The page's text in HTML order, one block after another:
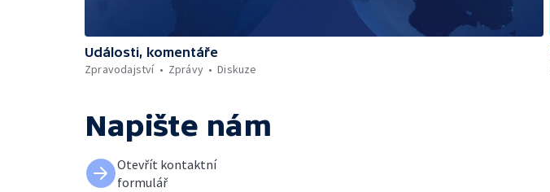
Události, komentáře
Zpravodajství
Zprávy Diskuze
Napište nám
Otevřít kontaktní
formulář